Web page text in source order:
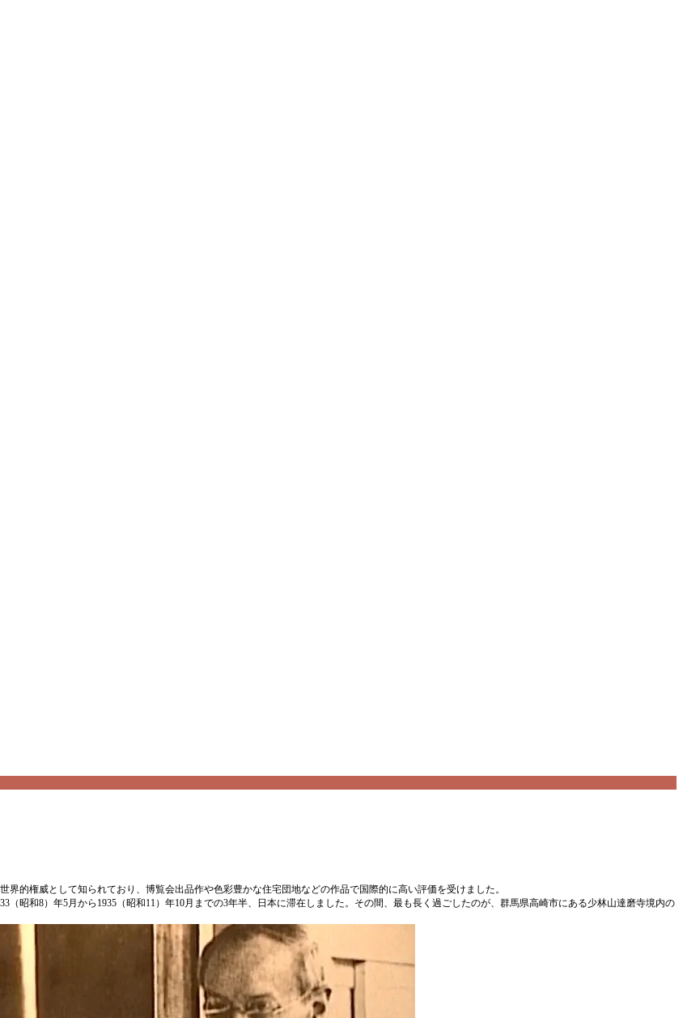
的権威として知られており、博覧会出品作や色彩豊かな住宅団地などの作品で国際的に高い評価を受けました。
昭和8）年5月から1935（昭和11）年10月までの3年半、日本に滞在しました。その間、最も長く過ごしたのが、群馬県高崎市にある少林山達磨寺境内の